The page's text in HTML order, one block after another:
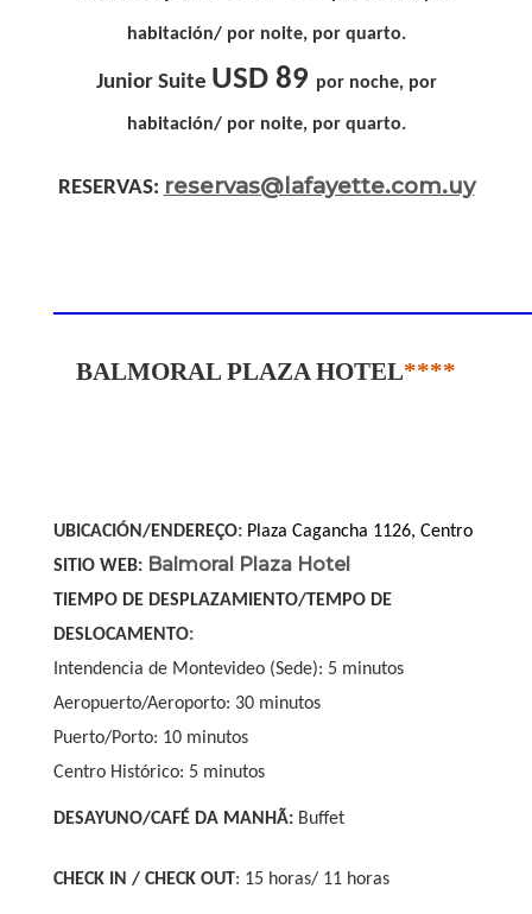
habitación/ por noite, por quarto.
Junior Suite USD 89 por noche, por
habitación/ por noite, por quarto.
RESERVAS: reservas@lafayette.com.uy
BALMORAL PLAZA HOTEL****
UBICACIÓN/ENDEREÇO: Plaza Cagancha 1126, Centro
SITIO WEB: Balmoral Plaza Hotel
TIEMPO DE DESPLAZAMIENTO/TEMPO DE
DESLOCAMENTO:
Intendencia de Montevideo (Sede): 5 minutos
Aeropuerto/Aeroporto: 30 minutos
Puerto/Porto: 10 minutos
Centro Histórico: 5 minutos
DESAYUNO/CAFÉ DA MANHÃ: Buffet
CHECK IN / CHECK OUT: 15 horas/ 11 horas